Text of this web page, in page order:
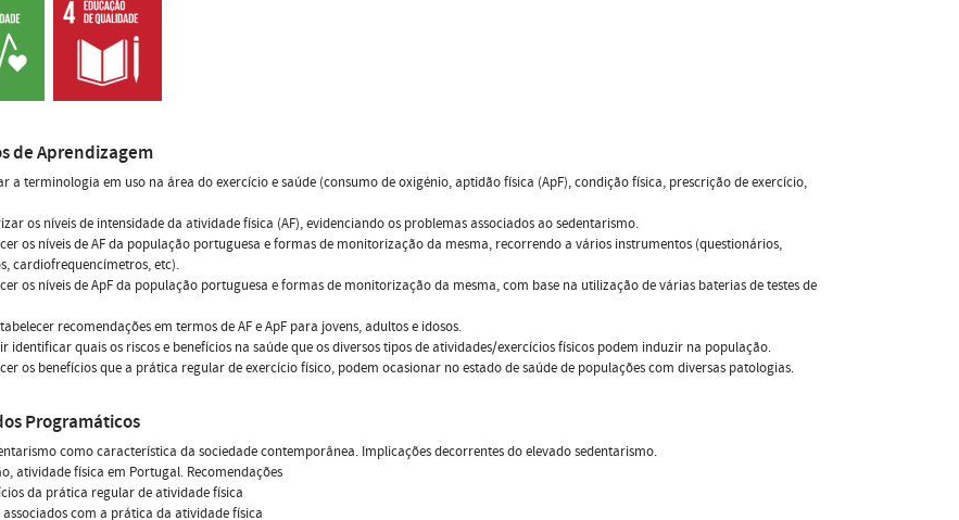
de Aprendizagem
a terminologia em uso na área do exercício e saúde (consumo de oxigénio, aptidão física (ApF), condição física, prescrição de exercício,
os níveis de intensidade da atividade física (AF), evidenciando os problemas associados ao sedentarismo.
os níveis de AF da população portuguesa e formas de monitorização da mesma, recorrendo a vários instrumentos (questionários,
cardiofrequencímetros, etc).
os níveis de ApF da população portuguesa e formas de monitorização da mesma, com base na utilização de várias baterias de testes de
recomendações em termos de AF e ApF para jovens, adultos e idosos.
identificar quais os riscos e benefícios na saúde que os diversos tipos de atividades/exercícios físicos podem induzir na população.
os benefícios que a prática regular de exercício físico, podem ocasionar no estado de saúde de populações com diversas patologias.
Programáticos
como característica da sociedade contemporânea. Implicações decorrentes do elevado sedentarismo.
atividade física em Portugal. Recomendações
da prática regular de atividade física
associados com a prática da atividade física